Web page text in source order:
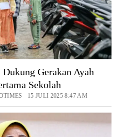
Gerakan Ayah
Sekolah
15 JULI 2025 8:47 AM